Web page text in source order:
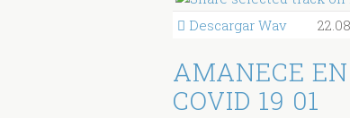
Descargar Wav
AMANECE
COVID 19 01